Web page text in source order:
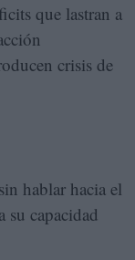
que lastran a
crisis de
hablar hacia el
capacidad